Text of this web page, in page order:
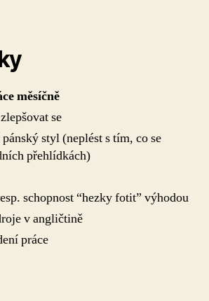
měsíčně
se
styl (neplést s tím, co se
přehlídkách)
schopnost “hezky fotit” výhodou
v angličtině
práce